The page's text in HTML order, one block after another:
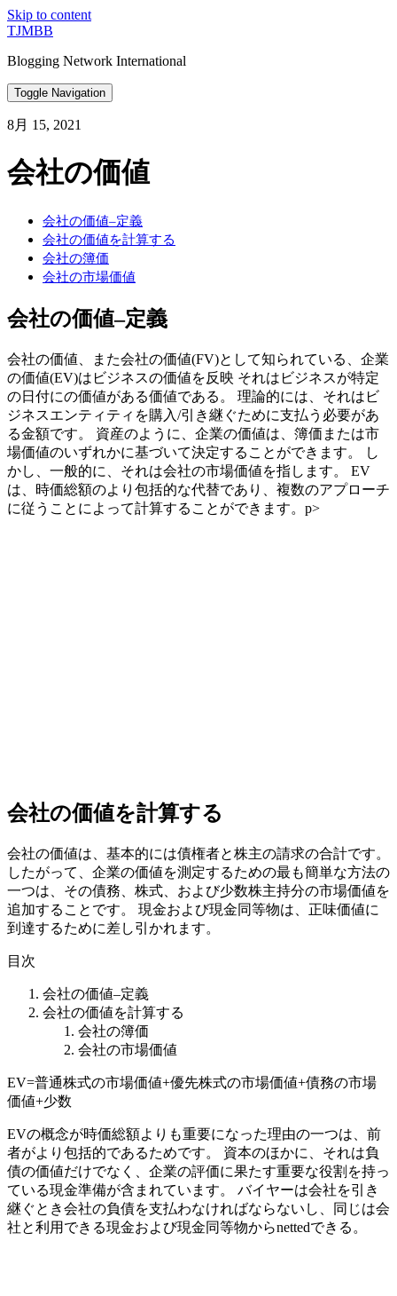
Skip to content
TJMBB
Blogging Network International
Toggle Navigation
8月 15, 2021
会社の価値
会社の価値–定義
会社の価値を計算する
会社の簿価
会社の市場価値
会社の価値–定義
会社の価値、また会社の価値(FV)として知られている、企業
の価値(EV)はビジネスの価値を反映 それはビジネスが特定
の日付にの価値がある価値である。 理論的には、それはビ
ジネスエンティティを購入/引き継ぐために支払う必要があ
る金額です。 資産のように、企業の価値は、簿価または市
場価値のいずれかに基づいて決定することができます。 し
かし、一般的に、それは会社の市場価値を指します。 EV
は、時価総額のより包括的な代替であり、複数のアプローチ
に従うことによって計算することができます。p>
会社の価値を計算する
会社の価値は、基本的には債権者と株主の請求の合計です。
したがって、企業の価値を測定するための最も簡単な方法の
一つは、その債務、株式、および少数株主持分の市場価値を
追加することです。 現金および現金同等物は、正味価値に
到達するために差し引かれます。
目次
会社の価値–定義
会社の価値を計算する
会社の簿価
会社の市場価値
EV=普通株式の市場価値+優先株式の市場価値+債務の市場
価値+少数
EVの概念が時価総額よりも重要になった理由の一つは、前
者がより包括的であるためです。 資本のほかに、それは負
債の価値だけでなく、企業の評価に果たす重要な役割を持っ
ている現金準備が含まれています。 バイヤーは会社を引き
継ぐとき会社の負債を支払わなければならないし、同じは会
社と利用できる現金および現金同等物からnettedできる。